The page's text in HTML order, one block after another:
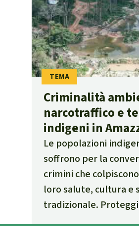
Criminalità
narcotraffico e
indigeni in
Le popolazioni
soffrono per la
crimini che
loro salute, cultura e
tradizionale.